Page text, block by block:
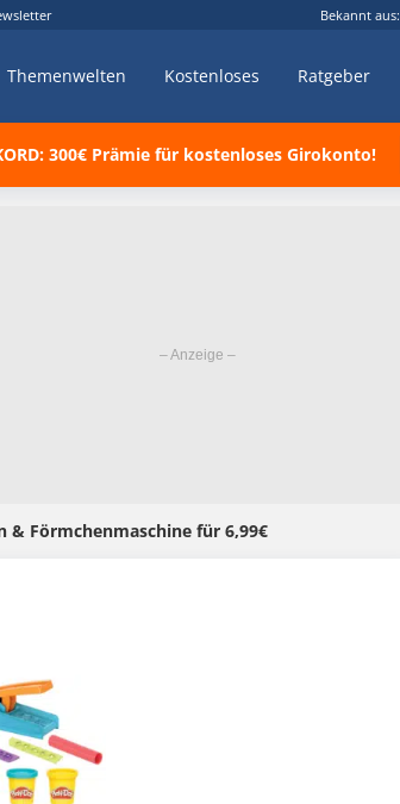
Bekannt aus:
Themenwelten Kostenloses Ratgeber
300€ Prämie für kostenloses Girokonto!
Förmchenmaschine für 6,99€